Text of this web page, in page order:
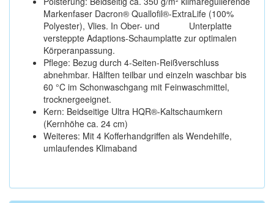
Markenfaser Dacron® Quallofil®-ExtraLife (100%
Polyester), Vlies. In Ober- und Unterplatte
versteppte Adaptions-Schaumplatte zur optimalen
Körperanpassung.
Pflege: Bezug durch 4-Seiten-Reißverschluss
abnehmbar. Hälften teilbar und einzeln waschbar bis
60 °C im Schonwaschgang mit Feinwaschmittel,
trocknergeeignet.
Kern: Beidseitige Ultra HQR®-Kaltschaumkern
(Kernhöhe ca. 24 cm)
Weiteres: Mit 4 Kofferhandgriffen als Wendehilfe,
umlaufendes Klimaband